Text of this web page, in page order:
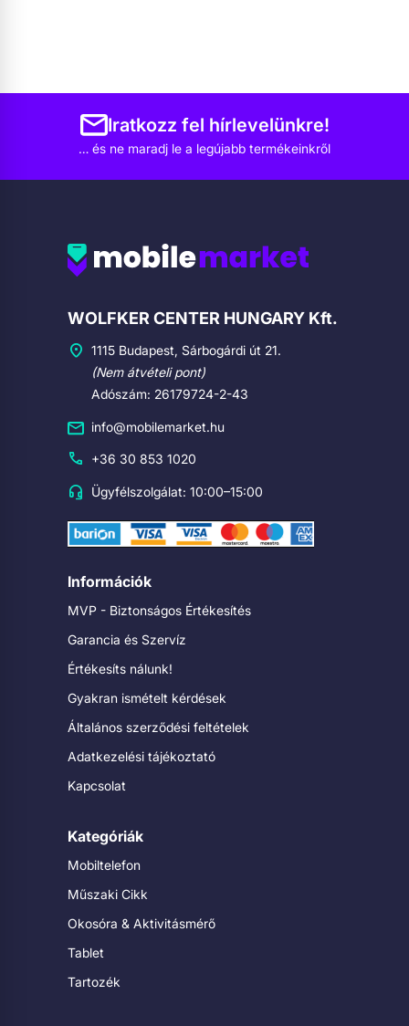
Iratkozz fel hírlevelünkre!
… és ne maradj le a legújabb termékeinkről
Cégadatok
WOLFKER CENTER HUNGARY Kft.
1115 Budapest, Sárbogárdi út 21.
(Nem átvételi pont)
Adószám: 26179724-2-43
info@mobilemarket.hu
+36 30 853 1020
Ügyfélszolgálat: 10:00–15:00
Információk
MVP - Biztonságos Értékesítés
Garancia és Szervíz
Értékesíts nálunk!
Gyakran ismételt kérdések
Általános szerződési feltételek
Adatkezelési tájékoztató
Kapcsolat
Kategóriák
Mobiltelefon
Műszaki Cikk
Okosóra & Aktivitásmérő
Tablet
Tartozék